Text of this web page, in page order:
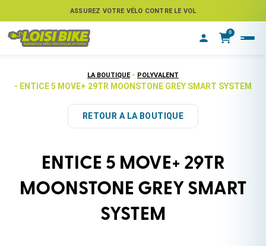
ASSUREZ VOTRE VÉLO CONTRE LE VOL
0
LA BOUTIQUE - POLYVALENT
- ENTICE 5 MOVE+ 29TR MOONSTONE GREY SMART SYSTEM
RETOUR A LA BOUTIQUE
ENTICE 5 MOVE+ 29TR
MOONSTONE GREY SMART
SYSTEM